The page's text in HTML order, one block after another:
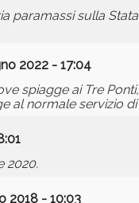
paramassi sulla
2022 - 17:04
spiagge ai Tre
al normale servizio di
2020.
2018 - 10:03